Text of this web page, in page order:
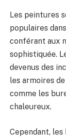
Les peintures
populaires
conférant aux
sophistiquée.
devenus des
les armoires
comme les
chaleureux.
Cependant,